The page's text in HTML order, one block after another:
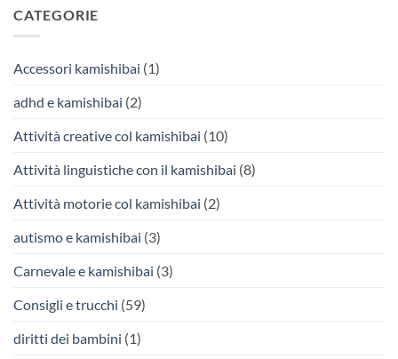
CATEGORIE
Accessori kamishibai (1)
adhd e kamishibai (2)
Attività creative col kamishibai (10)
Attività linguistiche con il kamishibai (8)
Attività motorie col kamishibai (2)
autismo e kamishibai (3)
Carnevale e kamishibai (3)
Consigli e trucchi (59)
diritti dei bambini (1)